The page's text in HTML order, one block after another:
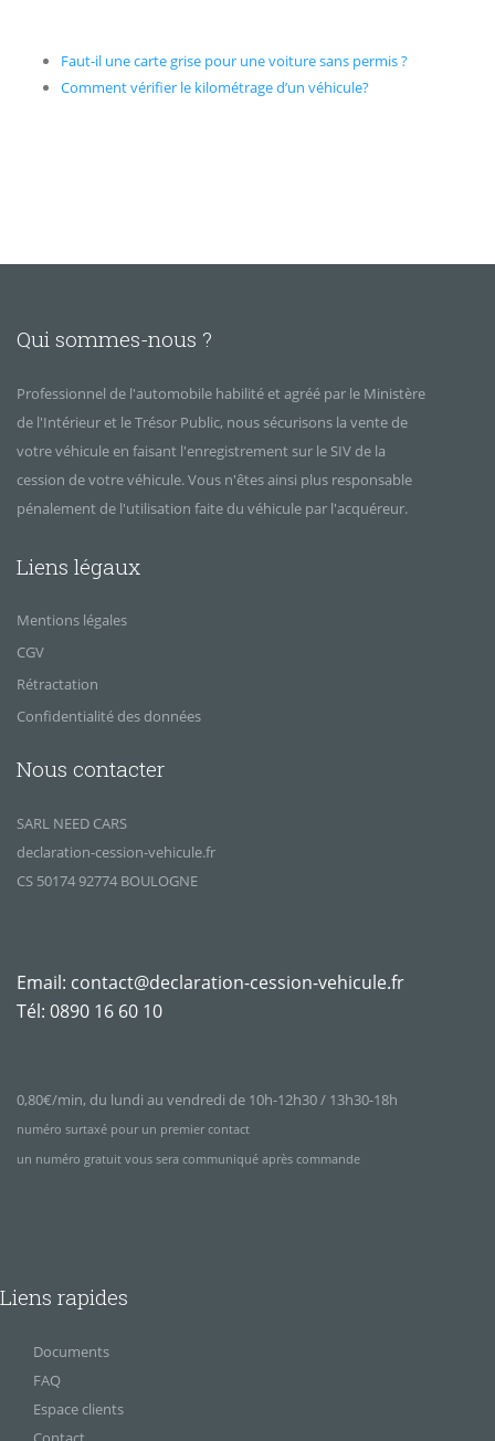
Faut-il une carte grise pour une voiture sans permis ?
Comment vérifier le kilométrage d’un véhicule?
Qui sommes-nous ?
Professionnel de l'automobile habilité et agréé par le Ministère
de l'Intérieur et le Trésor Public, nous sécurisons la vente de
votre véhicule en faisant l'enregistrement sur le SIV de la
cession de votre véhicule. Vous n'êtes ainsi plus responsable
pénalement de l'utilisation faite du véhicule par l'acquéreur.
Liens légaux
Mentions légales
CGV
Rétractation
Confidentialité des données
Nous contacter
SARL NEED CARS
declaration-cession-vehicule.fr
CS 50174 92774 BOULOGNE
Email: contact@declaration-cession-vehicule.fr
Tél: 0890 16 60 10
0,80€/min, du lundi au vendredi de 10h-12h30 / 13h30-18h
numéro surtaxé pour un premier contact
un numéro gratuit vous sera communiqué après commande
Liens rapides
Documents
FAQ
Espace clients